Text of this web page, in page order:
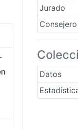
Jurado
Datos